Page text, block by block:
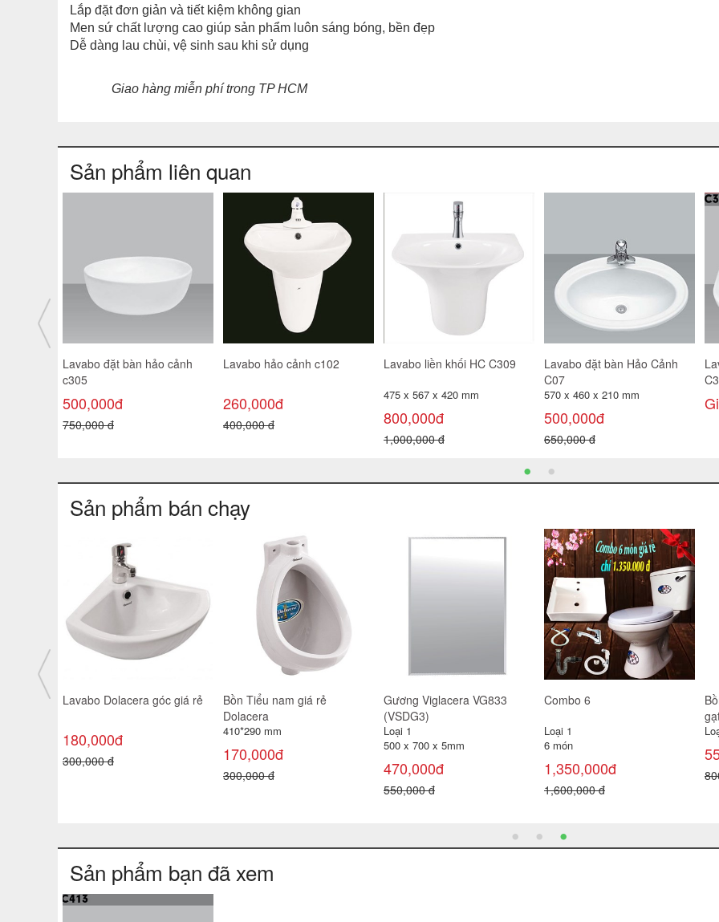
Lắp đặt đơn giản và tiết kiệm không gian
Men sứ chất lượng cao giúp sản phẩm luôn sáng bóng, bền đẹp
Dễ dàng lau chùi, vệ sinh sau khi sử dụng
Giao hàng miễn phí trong TP HCM
Sản phẩm liên quan
Lavabo đặt bàn hảo cảnh
c305
500,000đ
750,000 đ
Lavabo hảo cảnh c102
260,000đ
400,000 đ
Lavabo liền khối HC C309
475 x 567 x 420 mm
800,000đ
1,000,000 đ
Lavabo đặt bàn Hảo Cảnh
C07
570 x 460 x 210 mm
500,000đ
650,000 đ
Sản phẩm bán chạy
Lavabo Dolacera góc giá rẻ
180,000đ
300,000 đ
Bồn Tiểu nam giá rẻ
Dolacera
410*290 mm
170,000đ
300,000 đ
Gương Viglacera VG833
(VSDG3)
Loại 1
500 x 700 x 5mm
470,000đ
550,000 đ
Combo 6
Loại 1
6 món
1,350,000đ
1,600,000 đ
Sản phẩm bạn đã xem